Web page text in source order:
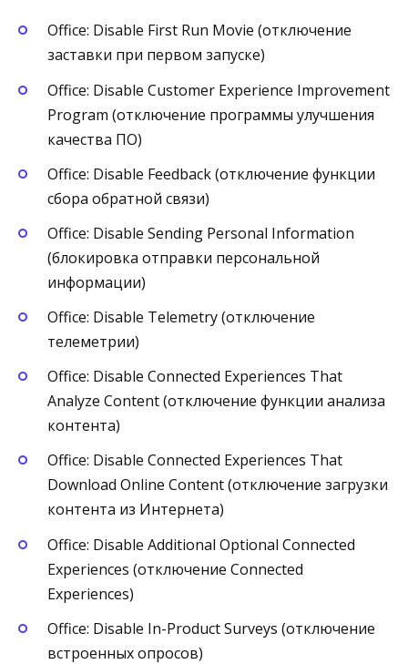
Office: Disable First Run Movie (отключение
заставки при первом запуске)
Office: Disable Customer Experience Improvement
Program (отключение программы улучшения
качества ПО)
Office: Disable Feedback (отключение функции
сбора обратной связи)
Office: Disable Sending Personal Information
(блокировка отправки персональной
информации)
Office: Disable Telemetry (отключение
телеметрии)
Office: Disable Connected Experiences That
Analyze Content (отключение функции анализа
контента)
Office: Disable Connected Experiences That
Download Online Content (отключение загрузки
контента из Интернета)
Office: Disable Additional Optional Connected
Experiences (отключение Connected
Experiences)
Office: Disable In-Product Surveys (отключение
встроенных опросов)